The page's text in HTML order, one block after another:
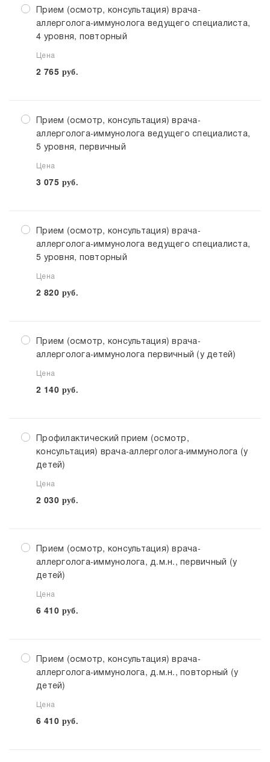
Прием (осмотр, консультация) врача-
аллерголога-иммунолога ведущего специалиста,
4 уровня, повторный
Цена
2 765 руб.
Прием (осмотр, консультация) врача-
аллерголога-иммунолога ведущего специалиста,
5 уровня, первичный
Цена
3 075 руб.
Прием (осмотр, консультация) врача-
аллерголога-иммунолога ведущего специалиста,
5 уровня, повторный
Цена
2 820 руб.
Прием (осмотр, консультация) врача-
аллерголога-иммунолога первичный (у детей)
Цена
2 140 руб.
Профилактический прием (осмотр,
консультация) врача-аллерголога-иммунолога (у
детей)
Цена
2 030 руб.
Прием (осмотр, консультация) врача-
аллерголога-иммунолога, д.м.н., первичный (у
детей)
Цена
6 410 руб.
Прием (осмотр, консультация) врача-
аллерголога-иммунолога, д.м.н., повторный (у
детей)
Цена
6 410 руб.